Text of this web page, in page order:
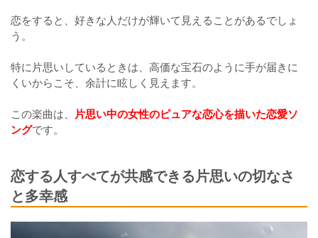
恋をすると、好きな人だけが輝いて見えることがあるでしょ
う。
特に片思いしているときは、高価な宝石のように手が届きに
くいからこそ、余計に眩しく見えます。
この楽曲は、
片思い中の女性のピュアな恋心を描いた恋愛ソ
ングです。
恋する人すべてが共感できる片思いの切なさ
と多幸感